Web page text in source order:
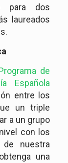
para dos
laureados
de
Española
entre los
un triple
a un grupo
con los
nuestra
una